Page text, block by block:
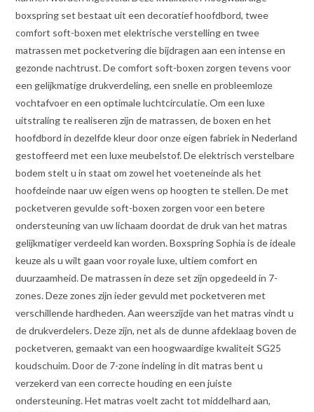
boxspring set bestaat uit een decoratief hoofdbord, twee
comfort soft-boxen met elektrische verstelling en twee
matrassen met pocketvering die bijdragen aan een intense en
gezonde nachtrust. De comfort soft-boxen zorgen tevens voor
een gelijkmatige drukverdeling, een snelle en probleemloze
vochtafvoer en een optimale luchtcirculatie. Om een luxe
uitstraling te realiseren zijn de matrassen, de boxen en het
hoofdbord in dezelfde kleur door onze eigen fabriek in Nederland
gestoffeerd met een luxe meubelstof. De elektrisch verstelbare
bodem stelt u in staat om zowel het voeteneinde als het
hoofdeinde naar uw eigen wens op hoogten te stellen. De met
pocketveren gevulde soft-boxen zorgen voor een betere
ondersteuning van uw lichaam doordat de druk van het matras
gelijkmatiger verdeeld kan worden. Boxspring Sophia is de ideale
keuze als u wilt gaan voor royale luxe, ultiem comfort en
duurzaamheid. De matrassen in deze set zijn opgedeeld in 7-
zones. Deze zones zijn ieder gevuld met pocketveren met
verschillende hardheden. Aan weerszijde van het matras vindt u
de drukverdelers. Deze zijn, net als de dunne afdeklaag boven de
pocketveren, gemaakt van een hoogwaardige kwaliteit SG25
koudschuim. Door de 7-zone indeling in dit matras bent u
verzekerd van een correcte houding en een juiste
ondersteuning. Het matras voelt zacht tot middelhard aan,